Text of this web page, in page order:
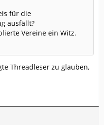
für die
ausfällt?
Vereine ein Witz.
Threadleser zu glauben,